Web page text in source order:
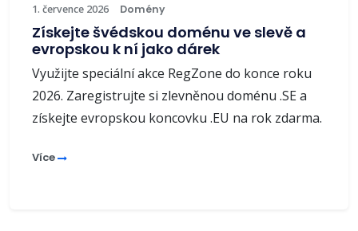
1. července 2026 Domény
Získejte švédskou doménu ve slevě a
evropskou k ní jako dárek
Využijte speciální akce RegZone do konce roku
2026. Zaregistrujte si zlevněnou doménu .SE a
získejte evropskou koncovku .EU na rok zdarma.
Více